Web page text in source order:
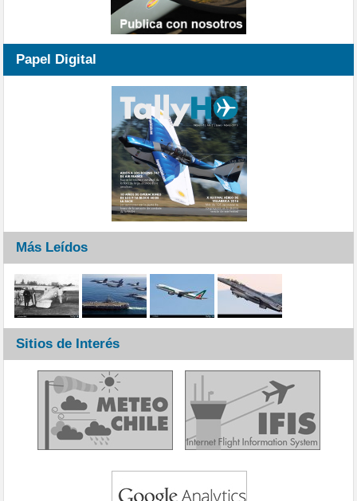
Papel Digital
Más Leídos
Sitios de Interés